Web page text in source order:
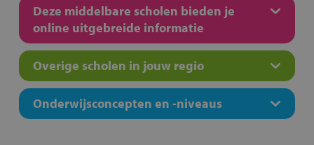
Deze middelbare scholen bieden je
online uitgebreide informatie
Overige scholen in jouw regio
Onderwijsconcepten en -niveaus